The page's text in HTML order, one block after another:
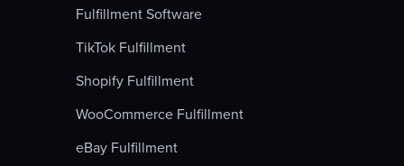
Fulfillment Software
TikTok Fulfillment
Shopify Fulfillment
WooCommerce Fulfillment
eBay Fulfillment